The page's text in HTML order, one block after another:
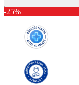
-25%